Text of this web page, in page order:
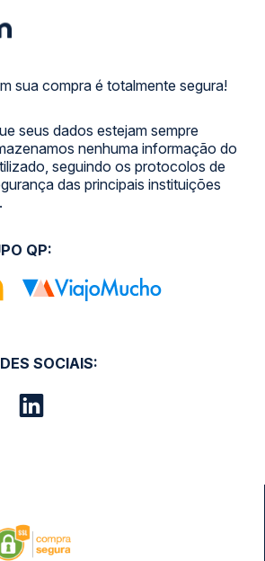
sua compra é totalmente segura!
seus dados estejam sempre
nenhuma informação do
seguindo os protocolos de
das principais instituições
SOCIAIS:
QP: